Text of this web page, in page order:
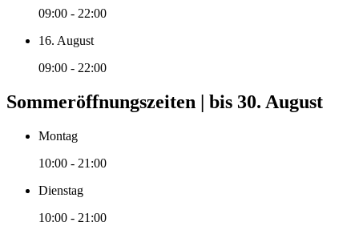
09:00 - 22:00
16. August
09:00 - 22:00
Sommeröffnungszeiten | bis 30. August
Montag
10:00 - 21:00
Dienstag
10:00 - 21:00